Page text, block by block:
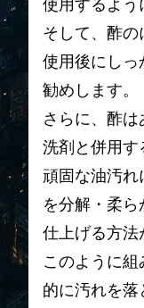
使用するよう
そして、酢の
使用後にしっ
勧めします。
さらに、酢
洗剤と併用す
頑固な油汚れ
を分解・柔
仕上げる方法
このように
的に汚れを